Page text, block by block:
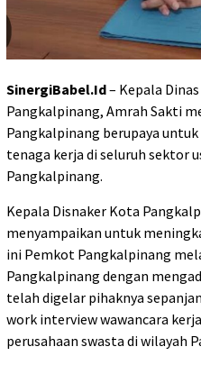
SinergiBabel.Id– Kepala
Pangkalpinang, Amrah Sakti
Pangkalpinang berupaya
tenaga kerja di seluruh sektor
Pangkalpinang.
Kepala Disnaker Kota
menyampaikan untuk
ini Pemkot Pangkalpinang
Pangkalpinang dengan
telah digelar pihaknya
work interview wawancara
perusahaan swasta di wilayah